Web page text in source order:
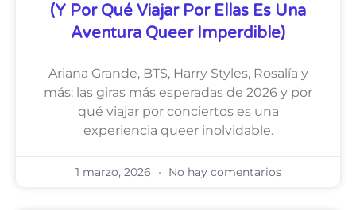
(y Por Qué Viajar Por Ellas Es Una
Aventura Queer Imperdible)
Ariana Grande, BTS, Harry Styles, Rosalía y
más: las giras más esperadas de 2026 y por
qué viajar por conciertos es una
experiencia queer inolvidable.
1 marzo, 2026 No hay comentarios